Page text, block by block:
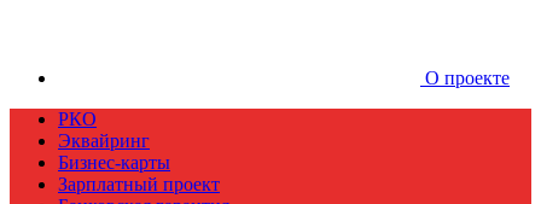
О проекте
РКО
Эквайринг
Бизнес-карты
Зарплатный проект